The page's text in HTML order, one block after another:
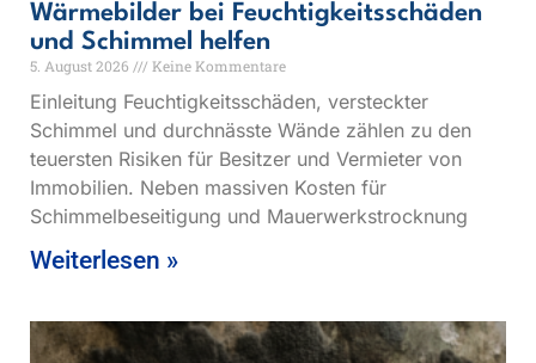
Wärmebilder bei Feuchtigkeitsschäden
und Schimmel helfen
5. August 2026 Keine Kommentare
Einleitung Feuchtigkeitsschäden, versteckter
Schimmel und durchnässte Wände zählen zu den
teuersten Risiken für Besitzer und Vermieter von
Immobilien. Neben massiven Kosten für
Schimmelbeseitigung und Mauerwerkstrocknung
Weiterlesen »